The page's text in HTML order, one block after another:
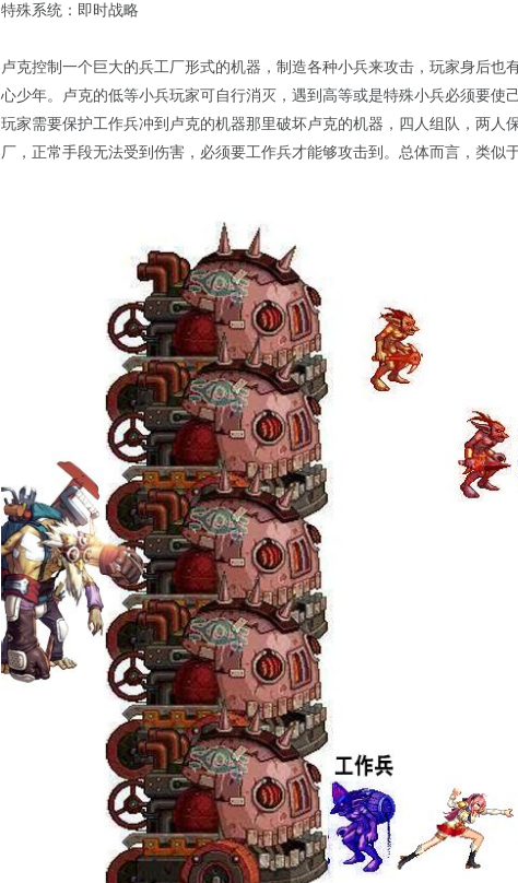
特殊系统：即时战略
卢克控制一个巨大的兵工厂形式的机器，制造各种小兵来攻击，玩家身后
心少年。卢克的低等小兵玩家可自行消灭，遇到高等或是特殊小兵必须要使
玩家需要保护工作兵冲到卢克的机器那里破坏卢克的机器，四人组队，两
厂，正常手段无法受到伤害，必须要工作兵才能够攻击到。总体而言，类似